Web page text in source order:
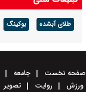
طلای آبشده بوکینگ
صفحه نخست جامعه
ورزش
روایت تصویر